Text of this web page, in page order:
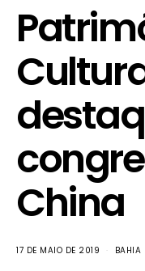
China
17 DE MAIO DE 2019 BAHIA